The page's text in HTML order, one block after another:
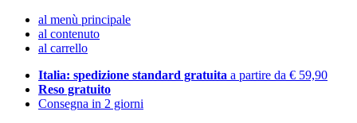
al menù principale
al contenuto
al carrello
Italia: spedizione standard gratuita a partire da € 59,90
Reso gratuito
Consegna in 2 giorni